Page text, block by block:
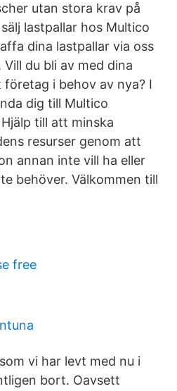
utan stora krav på
lastpallar hos Multico
dina lastpallar via oss
du bli av med dina
företag i behov av nya? I
dig till Multico
till att minska
resurser genom att
annan inte vill ha eller
behöver. Välkommen till
free
vi har levt med nu i
bort. Oavsett